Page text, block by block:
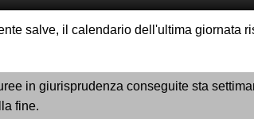
salve, il calendario dell'ultima giornata
in giurisprudenza conseguite sta
fine.